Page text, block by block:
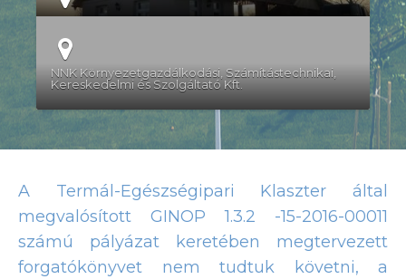
NNK Környezetgazdálkodási, Számítástechnikai,
Kereskedelmi és Szolgáltató Kft.
A Termál-Egészségipari Klaszter által
megvalósított GINOP 1.3.2 -15-2016-00011
számú pályázat keretében megtervezett
forgatókönyvet nem tudtuk követni, a